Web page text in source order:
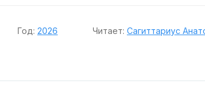
Год: 2026 Читает: Сагиттариус